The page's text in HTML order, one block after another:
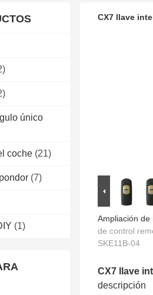
único
coche (21)
(7)
(1)
CX7 llave
Ampliación de
de control
SKE11B-04
CX7 llave
descripción